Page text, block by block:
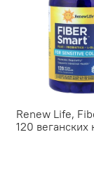
Renew Life,
120 веганских